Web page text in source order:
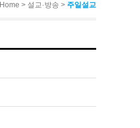
Home > 설교·방송 > 주일설교